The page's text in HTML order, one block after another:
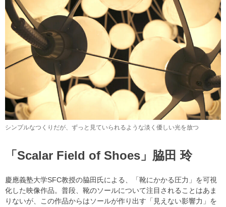
シンプルなつくりだが、ずっと見ていられるような淡く優しい光を放つ
「Scalar Field of Shoes」脇田 玲
慶應義塾大学SFC教授の脇田氏による、「靴にかかる圧力」を可視
化した映像作品。普段、靴のソールについて注目されることはあま
りないが、この作品からはソールが作り出す「見えない影響力」を